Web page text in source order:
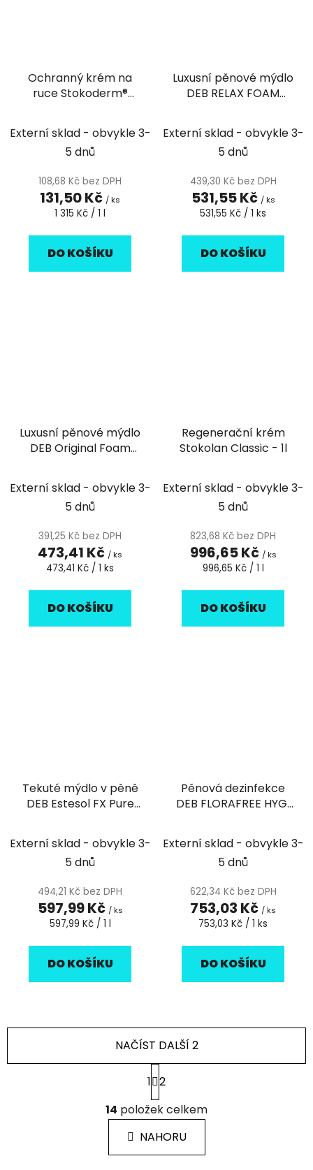
Ochranný krém na
ruce Stokoderm®
Externí sklad - obvykle 3-
5 dnů
108,68 Kč bez DPH
131,50 Kč / ks
Měrná
1 315 Kč / 1 l
DO KOŠÍKU
Luxusní pěnové mýdlo
DEB RELAX FOAM
Externí sklad - obvykle 3-
5 dnů
439,30 Kč bez DPH
531,55 Kč / ks
Měrná
531,55 Kč / 1 ks
DO KOŠÍKU
Luxusní pěnové mýdlo
DEB Original Foam
Externí sklad - obvykle 3-
5 dnů
391,25 Kč bez DPH
473,41 Kč / ks
Měrná
473,41 Kč / 1 ks
DO KOŠÍKU
Regenerační krém
Stokolan Classic - 1l
Externí sklad - obvykle 3-
5 dnů
823,68 Kč bez DPH
996,65 Kč / ks
Měrná
996,65 Kč / 1 l
DO KOŠÍKU
Tekuté mýdlo v pěně
DEB Estesol FX Pure
znečištění 1l
Externí sklad - obvykle 3-
5 dnů
494,21 Kč bez DPH
597,99 Kč / ks
Měrná
597,99 Kč / 1 l
DO KOŠÍKU
Pěnová dezinfekce
DEB FLORAFREE HYGI
Externí sklad - obvykle 3-
5 dnů
622,34 Kč bez DPH
753,03 Kč / ks
Měrná
753,03 Kč / 1 ks
DO KOŠÍKU
O
v
l
á
d
NAČÍST DALŠÍ 2
S
t
r
á
n
k
1 2
14 položek celkem
NAHORU